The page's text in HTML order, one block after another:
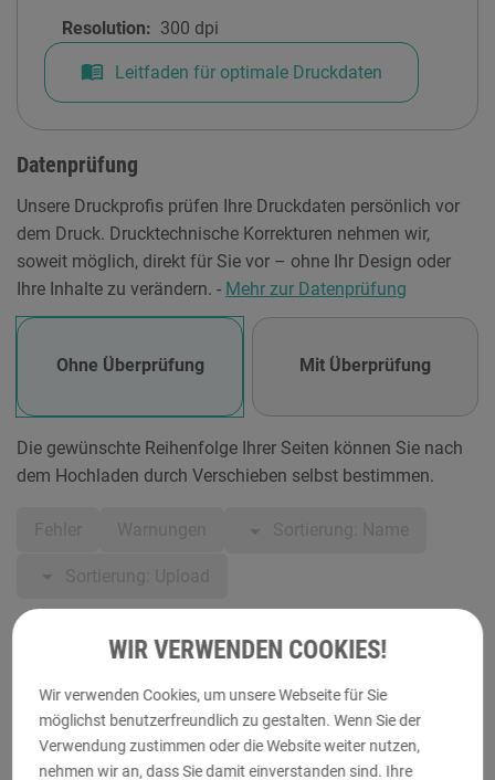
Resolution: 300 dpi
menu_book Leitfaden für optimale Druckdaten
Datenprüfung
Unsere Druckprofis prüfen Ihre Druckdaten persönlich vor
dem Druck. Drucktechnische Korrekturen nehmen wir,
soweit möglich, direkt für Sie vor – ohne Ihr Design oder
Ihre Inhalte zu verändern. - Mehr zur Datenprüfung
Ohne Überprüfung Mit Überprüfung
Die gewünschte Reihenfolge Ihrer Seiten können Sie nach
dem Hochladen durch Verschieben selbst bestimmen.
Druckvorlagen hinzufügen
WIR VERWENDEN COOKIES!
Wir verwenden Cookies, um unsere Webseite für Sie
möglichst benutzerfreundlich zu gestalten. Wenn Sie der
Verwendung zustimmen oder die Website weiter nutzen,
nehmen wir an, dass Sie damit einverstanden sind. Ihre